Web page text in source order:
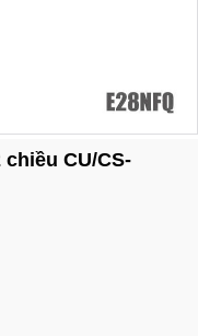
CU/CS-